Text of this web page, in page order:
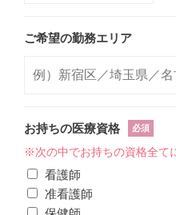
ご希望の勤務エリア
お持ちの医療資格 必須
※次の中でお持ちの資格全て
看護師
准看護師